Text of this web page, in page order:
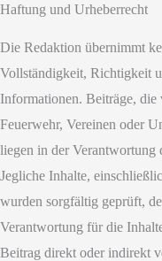
Haftung und Urheberrecht
Die Redaktion übernimmt
Vollständigkeit, Richtigkeit
Informationen. Beiträge,
Feuerwehr, Vereinen oder
liegen in der Verantwortung
Jegliche Inhalte,
wurden sorgfältig geprüft,
Verantwortung für die
Beitrag direkt oder indirekt